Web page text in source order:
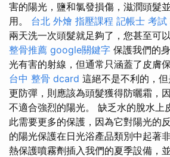
害的陽光，鹽和氯發損傷，滋潤頭髮
用。 台北 外燴 指壓課程 記帳士 考試
兩天洗一次頭髮就足夠了，您甚至可
整骨推薦 google關鍵字 保護我們的
光有害的射線，但通常只涵蓋了皮膚
台中 整骨 dcard 這絕不是不利的，
更防彈，則應該為頭髮獲得防曬霜，
不適合強烈的陽光。 缺乏水的脫水上
此需要更多的保護，因為它對陽光的
的陽光保護在日光浴產品類別中起著
熱保護噴霧劑插入我們的夏季設備，